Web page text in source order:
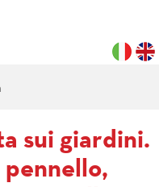
sui giardini.
pennello,